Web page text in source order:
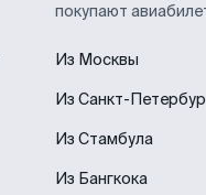
покупают
Из Москвы
Из Санкт-
Из Стамбула
Из Бангкока